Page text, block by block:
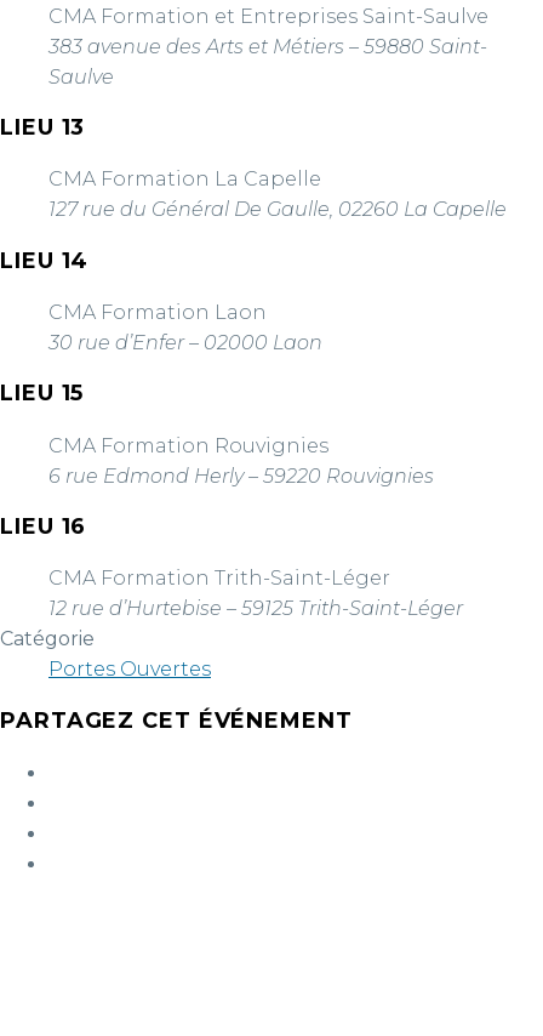
CMA Formation et Entreprises Saint-Saulve
383 avenue des Arts et Métiers – 59880 Saint-
Saulve
LIEU 13
CMA Formation La Capelle
127 rue du Général De Gaulle, 02260 La Capelle
LIEU 14
CMA Formation Laon
30 rue d’Enfer – 02000 Laon
LIEU 15
CMA Formation Rouvignies
6 rue Edmond Herly – 59220 Rouvignies
LIEU 16
CMA Formation Trith-Saint-Léger
12 rue d’Hurtebise – 59125 Trith-Saint-Léger
Catégorie
Portes Ouvertes
PARTAGEZ CET ÉVÉNEMENT